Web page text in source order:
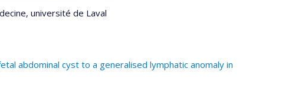
université de Laval
abdominal cyst to a generalised lymphatic anomaly in